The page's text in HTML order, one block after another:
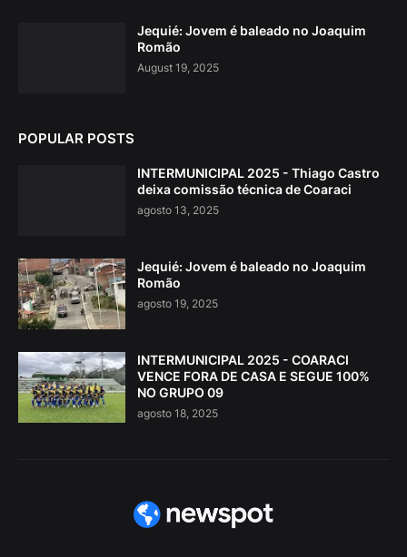
Jequié: Jovem é baleado no Joaquim
Romão
August 19, 2025
POPULAR POSTS
INTERMUNICIPAL 2025 - Thiago Castro
deixa comissão técnica de Coaraci
agosto 13, 2025
Jequié: Jovem é baleado no Joaquim
Romão
agosto 19, 2025
INTERMUNICIPAL 2025 - COARACI
VENCE FORA DE CASA E SEGUE 100%
NO GRUPO 09
agosto 18, 2025